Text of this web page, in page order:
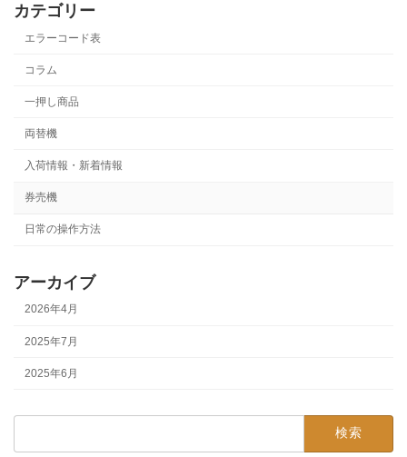
カテゴリー
エラーコード表
コラム
一押し商品
両替機
入荷情報・新着情報
券売機
日常の操作方法
アーカイブ
2026年4月
2025年7月
2025年6月
検